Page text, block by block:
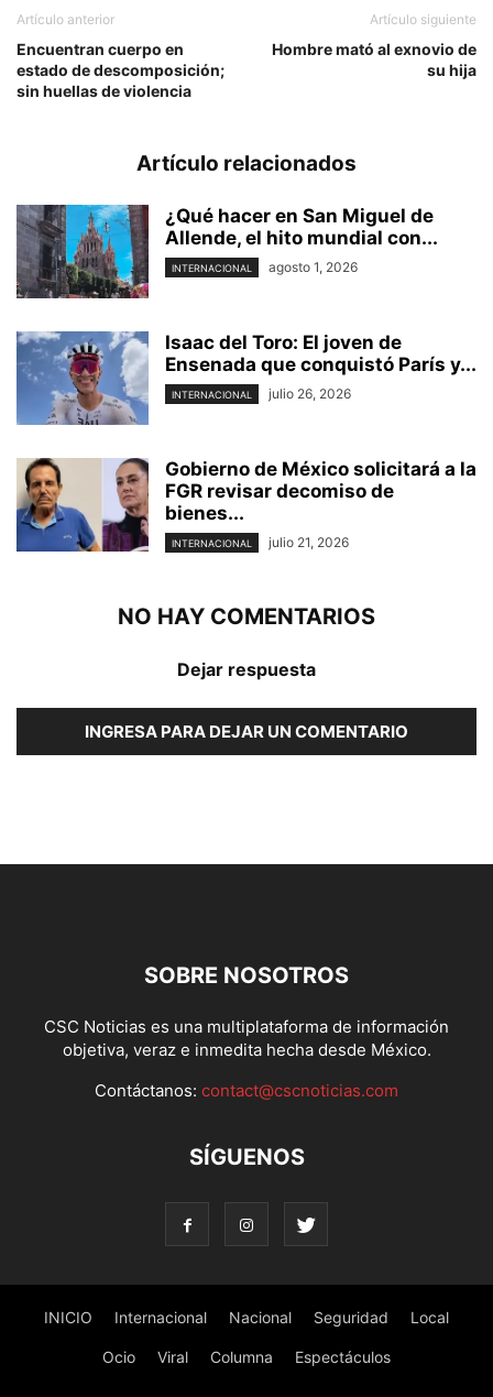
Artículo anterior
Encuentran cuerpo en
estado de descomposición;
sin huellas de violencia
Artículo siguiente
Hombre mató al exnovio de
su hija
Artículo relacionados
¿Qué hacer en San Miguel de
Allende, el hito mundial con...
INTERNACIONAL agosto 1, 2026
Isaac del Toro: El joven de
Ensenada que conquistó París y...
INTERNACIONAL julio 26, 2026
Gobierno de México solicitará a la
FGR revisar decomiso de
bienes...
INTERNACIONAL julio 21, 2026
NO HAY COMENTARIOS
Dejar respuesta
INGRESA PARA DEJAR UN COMENTARIO
SOBRE NOSOTROS
CSC Noticias es una multiplataforma de información
objetiva, veraz e inmedita hecha desde México.
Contáctanos: contact@cscnoticias.com
SÍGUENOS
INICIO Internacional Nacional Seguridad Local
Ocio Viral Columna Espectáculos